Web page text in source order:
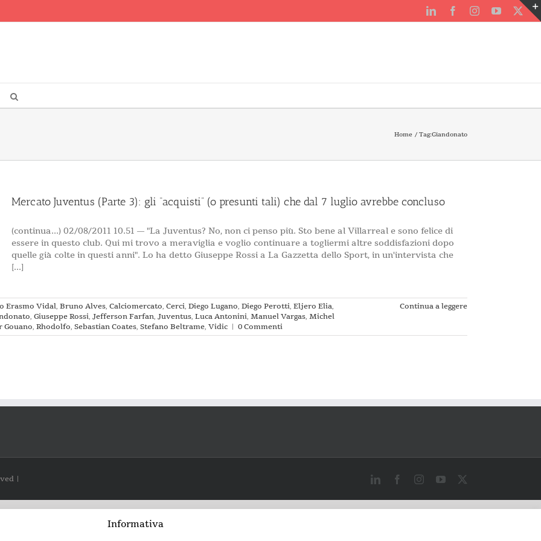
LinkedInFacebookInstagramYouTube
X
Home Tag:Giandonato
Mercato Juventus (Parte 3): gli “acquisti” (o presunti tali) che dal 7 luglio avrebbe concluso
(continua...) 02/08/2011 10.51 — "La Juventus? No, non ci penso più. Sto bene al Villarreal e sono felice di
essere in questo club. Qui mi trovo a meraviglia e voglio continuare a togliermi altre soddisfazioni dopo
quelle già colte in questi anni". Lo ha detto Giuseppe Rossi a La Gazzetta dello Sport, in un'intervista che
[...]
Erasmo Vidal, Bruno Alves, Calciomercato, Cerci, Diego Lugano, Diego Perotti, Eljero Elia,
, Giuseppe Rossi, Jefferson Farfan, Juventus, Luca Antonini, Manuel Vargas, Michel
Gouano, Rhodolfo, Sebastian Coates, Stefano Beltrame, Vidic | 0 Commenti
Continua a leggere
| LinkedInFacebookInstagramYouTube
Informativa